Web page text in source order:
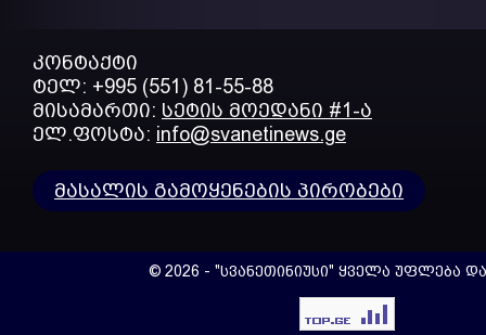
კონტაქტი
ტელ: +995 (551) 81-55-88
მისამართი: სეტის მოედანი #1-ა
ელ.ფოსტა: info@svanetinews.ge
მასალის გამოყენების პირობები
© 2026 - "სვანეთინიუსი" ყველა უფლება